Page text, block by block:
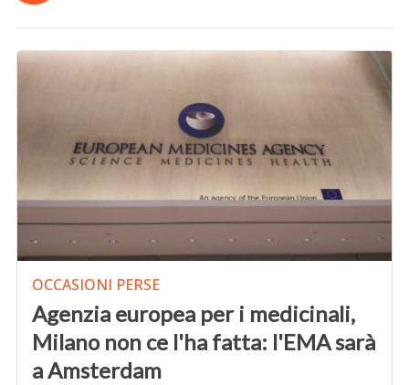
OCCASIONI PERSE
Agenzia europea per i medicinali,
Milano non ce l'ha fatta: l'EMA sarà
a Amsterdam